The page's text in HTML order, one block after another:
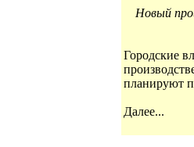
Новый
Городские
планируют
Далее...